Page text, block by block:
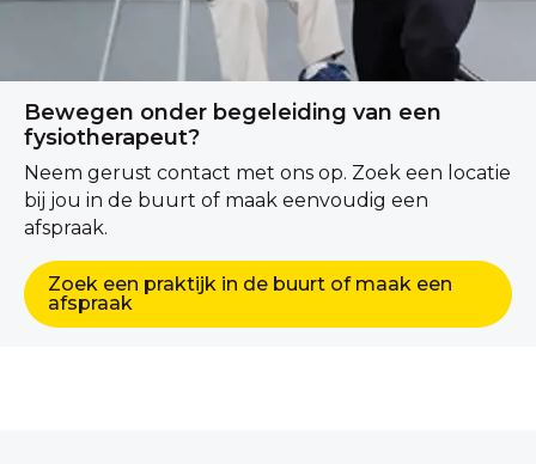
Bewegen onder begeleiding van een
fysiotherapeut?
Neem gerust contact met ons op. Zoek een locatie
bij jou in de buurt of maak eenvoudig een
afspraak.
Zoek een praktijk in de buurt of maak een
afspraak